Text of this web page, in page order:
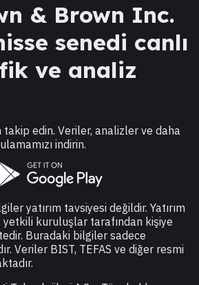
& Brown Inc.
senedi canlı
ve analiz
takip edin. Veriler, analizler ve daha
indirin.
yatırım tavsiyesi değildir. Yatırım
yetkili kuruluşlar tarafından kişiye
Buradaki bilgiler sadece
Veriler BIST, TEFAS ve diğer resmi